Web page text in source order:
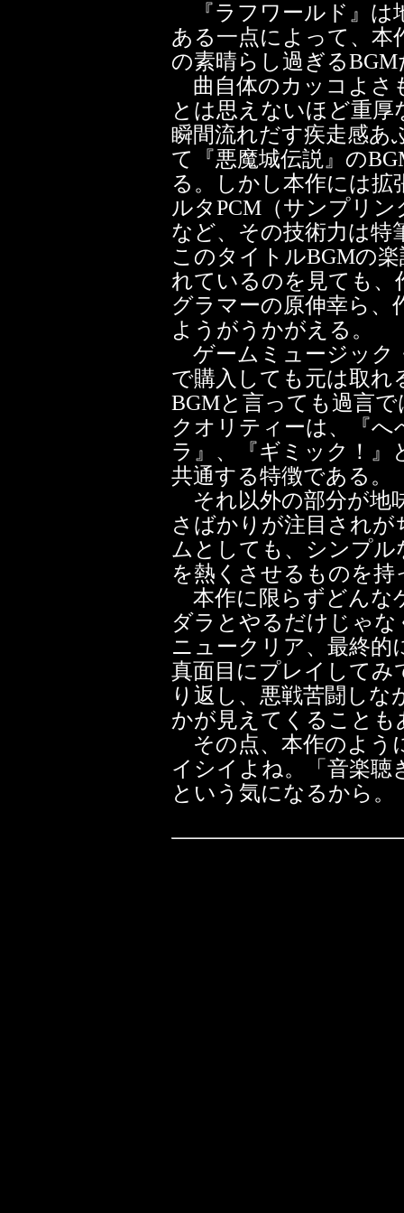
『ラフワールド』は
ある一点によって、本
の素晴らし過ぎるBGM
曲自体のカッコよさ
とは思えないほど重
瞬間流れだす疾走感あ
て『悪魔城伝説』の
る。しかし本作には拡
ルタPCM（サンプリ
など、その技術力は特
このタイトルBGMの
れているのを見ても、
グラマーの原伸幸ら、
ようがうかがえる。
ゲームミュージック
で購入しても元は取れ
BGMと言っても過言
クオリティーは、『
ラ』、『ギミック！』
共通する特徴である。
それ以外の部分が地
さばかりが注目され
ムとしても、シンプ
を熱くさせるものを持
本作に限らずどんな
ダラとやるだけじゃ
ニュークリア、最終
真面目にプレイしてみ
り返し、悪戦苦闘し
かが見えてくることも
その点、本作のよう
イシイよね。「音楽
という気になるから。